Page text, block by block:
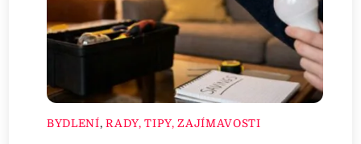
BYDLENÍ,RADY, TIPY, ZAJÍMAVOSTI